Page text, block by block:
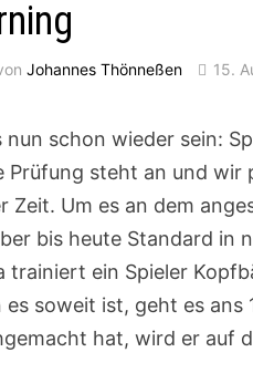
Johannes Thönneßen 15.
nun schon wieder sein:
Prüfung steht an und
Zeit. Um es an dem
bis heute Standard in
trainiert ein Spieler
soweit ist, geht es ans
hat, wird er auf